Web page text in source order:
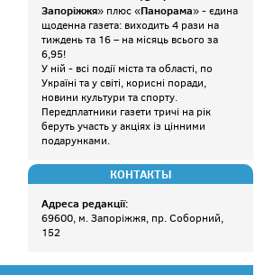
Запоріжжя» плюс «Панорама» - єдина
щоденна газета: виходить 4 рази на
тиждень та 16 – на місяць всього за
6,95!
У ній - всі події міста та області, по
Україні та у світі, корисні поради,
новини культури та спорту.
Передплатники газети тричі на рік
беруть участь у акціях із цінними
подарунками.
КОНТАКТЫ
Адреса редакції:
69600, м. Запоріжжя, пр. Соборний,
152